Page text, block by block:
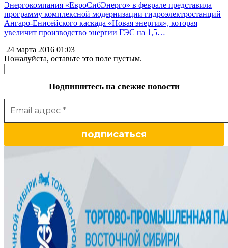
Энергокомпания «ЕвроСибЭнерго» в феврале представила
программу комплексной модернизации гидроэлектростанций
Ангаро-Енисейского каскада «Новая энергия», которая
увеличит производство энергии ГЭС на 1,5…
24 марта 2016 01:03
Пожалуйста, оставьте это поле пустым.
Подпишитесь на свежие новости